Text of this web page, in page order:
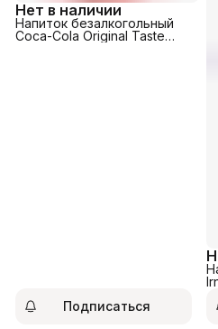
Нет в наличии
Напиток безалкогольный
Coca-Cola Original Taste
Подписаться